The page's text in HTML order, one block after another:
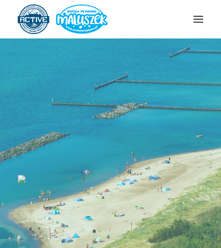
SZKOŁA MALUSZEK
OBOZY/PÓŁKOLONIE
HARMONOGRAM
ZAPISY
GALERIA
KONTAKT